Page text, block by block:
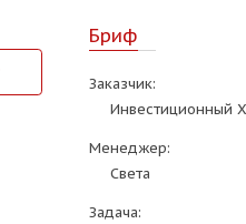
Бриф
Заказчик:
Инвестиционный
Менеджер:
Света
Задача: